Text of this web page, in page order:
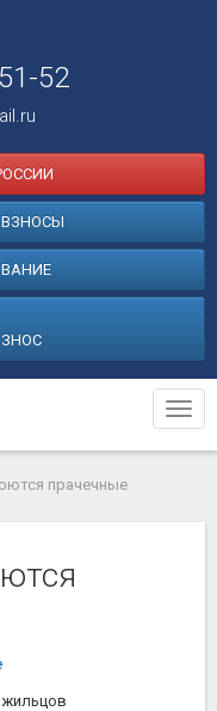
52
ВЗНОСЫ
прачечные